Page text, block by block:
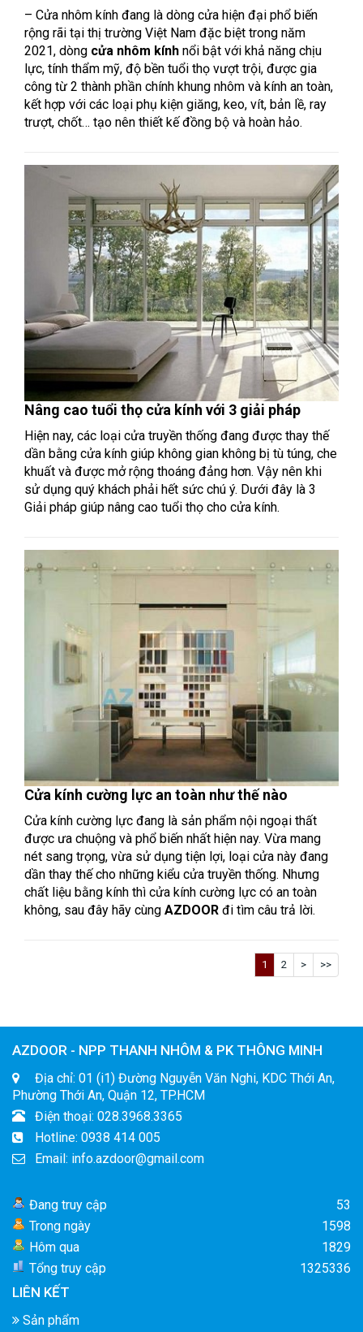
– Cửa nhôm kính đang là dòng cửa hiện đại phổ biến
rộng rãi tại thị trường Việt Nam đặc biệt trong năm
2021, dòng cửa nhôm kính nổi bật với khả năng chịu
lực, tính thẩm mỹ, độ bền tuổi thọ vượt trội, được gia
công từ 2 thành phần chính khung nhôm và kính an toàn,
kết hợp với các loại phụ kiện giăng, keo, vít, bản lề, ray
trượt, chốt… tạo nên thiết kế đồng bộ và hoàn hảo.
Nâng cao tuổi thọ cửa kính với 3 giải pháp
Hiện nay, các loại cửa truyền thống đang được thay thế
dần bằng cửa kính giúp không gian không bị tù túng, che
khuất và được mở rộng thoáng đảng hơn. Vậy nên khi
sử dụng quý khách phải hết sức chú ý. Dưới đây là 3
Giải pháp giúp nâng cao tuổi thọ cho cửa kính.
Cửa kính cường lực an toàn như thế nào
Cửa kính cường lực đang là sản phẩm nội ngoại thất
được ưa chuộng và phổ biến nhất hiện nay. Vừa mang
nét sang trọng, vừa sử dụng tiện lợi, loại cửa này đang
dần thay thế cho những kiểu cửa truyền thống. Nhưng
chất liệu bằng kính thì cửa kính cường lực có an toàn
không, sau đây hãy cùng AZDOOR đi tìm câu trả lời.
1 2 > >>
AZDOOR - NPP THANH NHÔM & PK THÔNG MINH
Địa chỉ: 01 (i1) Đường Nguyễn Văn Nghi, KDC Thới An,
Phường Thới An, Quận 12, TP.HCM
Điện thoại: 028.3968.3365
Hotline: 0938 414 005
Email: info.azdoor@gmail.com
Đang truy cập
53
Trong ngày
1598
Hôm qua
1829
Tổng truy cập
1325336
LIÊN KẾT
Sản phẩm